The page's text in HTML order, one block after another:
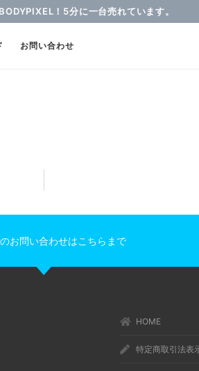
！5分に一台売れています。
お問い合わせ
お問い合わせはこちらまで
HOME
特定商取引法表